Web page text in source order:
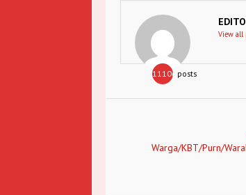
11106 posts
View all
Warga/KBT/Purn/